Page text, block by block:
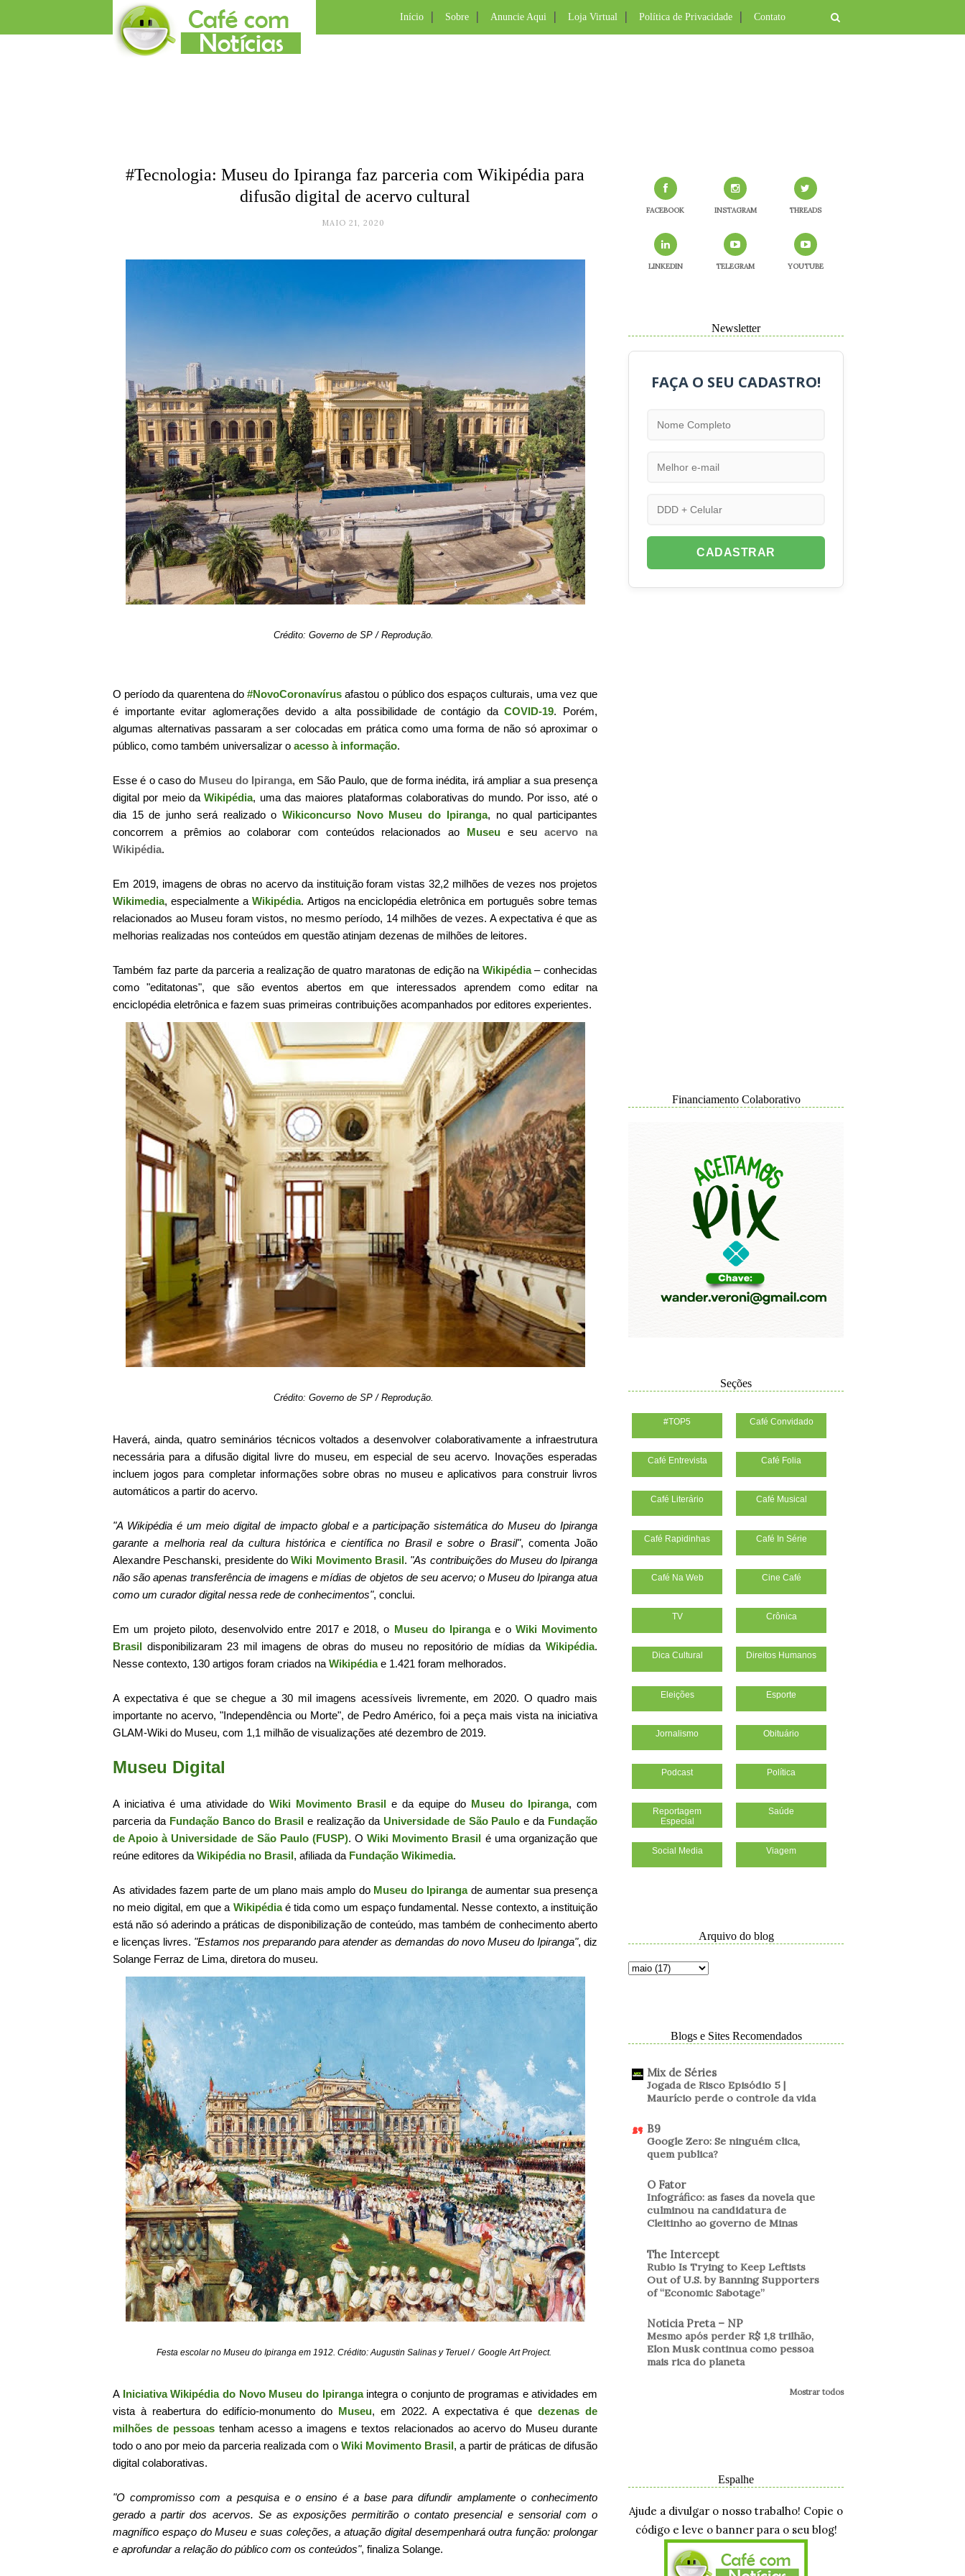
Início Sobre Anuncie Aqui Loja Virtual Política de Privacidade Contato
#Tecnologia: Museu do Ipiranga faz parceria com Wikipédia para
difusão digital de acervo cultural
MAIO 21, 2020
Crédito: Governo de SP / Reprodução.
O período da quarentena do#NovoCoronavírus afastou o público dos espaços culturais, uma vez que
é importante evitar aglomerações devido a alta possibilidade de contágio daCOVID-19. Porém,
algumas alternativas passaram a ser colocadas em prática como uma forma de não só aproximar o
público, como também universalizar o acesso à informação.
Esse é o caso do Museu do Ipiranga, em São Paulo, que de forma inédita, irá ampliar a sua presença
digital por meio daWikipédia, uma das maiores plataformas colaborativas do mundo. Por isso, até o
dia 15 de junho será realizado o Wikiconcurso Novo Museu do Ipiranga, no qual participantes
concorrem a prêmios ao colaborar com conteúdos relacionados ao Museu e seuacervo na
Wikipédia.
Em 2019, imagens de obras no acervo da instituição foram vistas 32,2 milhões de vezes nos projetos
Wikimedia, especialmente a Wikipédia. Artigos na enciclopédia eletrônica em português sobre temas
relacionados ao Museu foram vistos, no mesmo período, 14 milhões de vezes. A expectativa é que as
melhorias realizadas nos conteúdos em questão atinjam dezenas de milhões de leitores.
Também faz parte da parceria a realização de quatro maratonas de edição na Wikipédia– conhecidas
como "editatonas", que são eventos abertos em que interessados aprendem como editar na
enciclopédia eletrônica e fazem suas primeiras contribuições acompanhados por editores experientes.
Crédito: Governo de SP / Reprodução.
Haverá, ainda, quatro seminários técnicos voltados a desenvolver colaborativamente a infraestrutura
necessária para a difusão digital livre do museu, em especial de seu acervo. Inovações esperadas
incluem jogos para completar informações sobre obras no museu e aplicativos para construir livros
automáticos a partir do acervo.
"A Wikipédia é um meio digital de impacto global e a participação sistemática do Museu do Ipiranga
garante a melhoria real da cultura histórica e científica no Brasil e sobre o Brasil", comenta João
Alexandre Peschanski, presidente doWiki Movimento Brasil. "As contribuições do Museu do Ipiranga
não são apenas transferência de imagens e mídias de objetos de seu acervo; o Museu do Ipiranga atua
como um curador digital nessa rede de conhecimentos", conclui.
Em um projeto piloto, desenvolvido entre 2017 e 2018, o Museu do Ipirangae o Wiki Movimento
Brasil disponibilizaram 23 mil imagens de obras do museu no repositório de mídias da Wikipédia.
Nesse contexto, 130 artigos foram criados na Wikipédiae 1.421 foram melhorados.
A expectativa é que se chegue a 30 mil imagens acessíveis livremente, em 2020. O quadro mais
importante no acervo, "Independência ou Morte", de Pedro Américo, foi a peça mais vista na iniciativa
GLAM-Wiki do Museu, com 1,1 milhão de visualizações até dezembro de 2019.
Museu Digital
A iniciativa é uma atividade do Wiki Movimento Brasil e da equipe do Museu do Ipiranga, com
parceria da Fundação Banco do Brasil e realização da Universidade de São Paulo e da Fundação
de Apoio à Universidade de São Paulo (FUSP). OWiki Movimento Brasil é uma organização que
reúne editores da Wikipédia no Brasil, afiliada da Fundação Wikimedia.
As atividades fazem parte de um plano mais amplo do Museu do Ipirangade aumentar sua presença
no meio digital, em que a Wikipédiaé tida como um espaço fundamental. Nesse contexto, a instituição
está não só aderindo a práticas de disponibilização de conteúdo, mas também de conhecimento aberto
e licenças livres. "Estamos nos preparando para atender as demandas do novo Museu do Ipiranga", diz
Solange Ferraz de Lima, diretora do museu.
Festa escolar no Museu do Ipiranga em 1912. Crédito: Augustin Salinas y Teruel / Google Art Project.
A Iniciativa Wikipédia do Novo Museu do Ipirangaintegra o conjunto de programas e atividades em
vista à reabertura do edifício-monumento do Museu, em 2022. A expectativa é quedezenas de
milhões de pessoastenham acesso a imagens e textos relacionados ao acervo do Museu durante
todo o ano por meio da parceria realizada com o Wiki Movimento Brasil, a partir de práticas de difusão
digital colaborativas.
"O compromisso com a pesquisa e o ensino é a base para difundir amplamente o conhecimento
gerado a partir dos acervos. Se as exposições permitirão o contato presencial e sensorial com o
magnífico espaço do Museu e suas coleções, a atuação digital desempenhará outra função: prolongar
e aprofundar a relação do público com os conteúdos", finaliza Solange.
FACEBOOK INSTAGRAM THREADS
LINKEDIN TELEGRAM YOUTUBE
Newsletter
FAÇA O SEU CADASTRO!
CADASTRAR
Financiamento Colaborativo
Seções
#TOP5 Café Convidado
Café Entrevista Café Folia
Café Literário Café Musical
Café Rapidinhas Café In Série
Café Na Web Cine Café
TV Crônica
Dica Cultural Direitos Humanos
Eleições Esporte
Jornalismo Obituário
Podcast Política
Reportagem
Especial
Saúde
Social Media Viagem
Arquivo do blog
Blogs e Sites Recomendados
Mix de Séries
Jogada de Risco Episódio 5 |
Maurício perde o controle da vida
B9
Google Zero: Se ninguém clica,
quem publica?
O Fator
Infográfico: as fases da novela que
culminou na candidatura de
Cleitinho ao governo de Minas
The Intercept
Rubio Is Trying to Keep Leftists
Out of U.S. by Banning Supporters
of “Economic Sabotage”
Noticia Preta – NP
Mesmo após perder R$ 1,8 trilhão,
Elon Musk continua como pessoa
mais rica do planeta
Mostrar todos
Espalhe
Ajude a divulgar o nosso trabalho! Copie o
código e leve o banner para o seu blog!